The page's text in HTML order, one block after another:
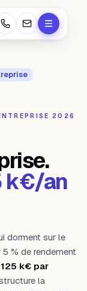
2026
k€/an
dorment sur le
% de rendement
125 k€ par
la